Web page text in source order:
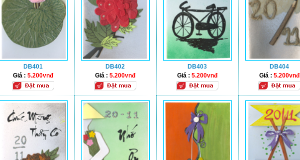
DB401
Giá : 5.200vnđ
DB402
Giá : 5.200vnđ
DB403
Giá : 5.200vnđ
DB404
Giá : 5.200vnđ